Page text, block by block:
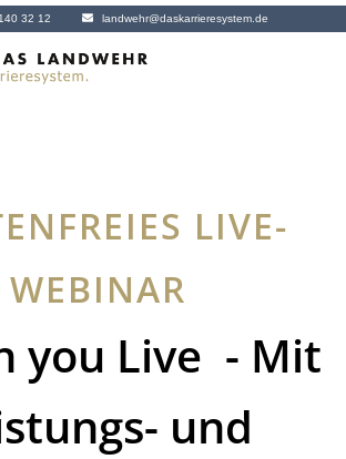
32 12 landwehr@daskarrieresystem.de
LIVE-
WEBINAR
you Live - Mit
und